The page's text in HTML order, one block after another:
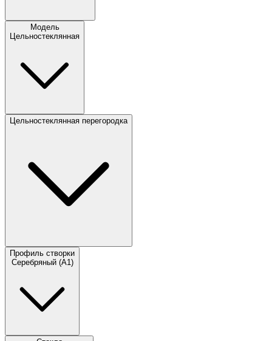
Модель
Цельностеклянная
Цельностеклянная перегородка
Профиль створки
Серебряный (A1)